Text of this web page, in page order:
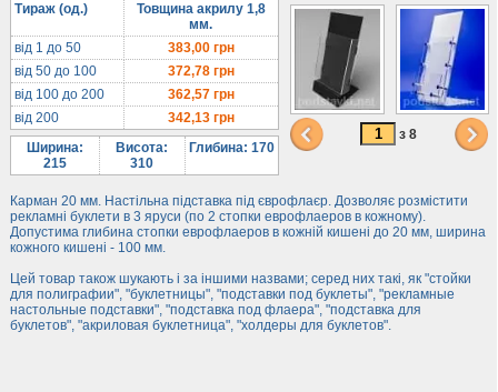
Під мобільні
Під біжутерію
Гірки та подіуми
Під косметику
Під солодке
Для хот-догів
Лототрони
Ящики з акрилу
Цінники
Засоби захисту
Інформ. стенди
Тираж (од.)
Товщина акрилу 1,8
мм.
від 1 до 50
383,00грн
від 50 до 100
372,78грн
від 100 до 200
362,57грн
від 200
342,13грн
Ширина:
215
Висота:
310
Глибина: 170
Карман 20 мм. Настільна підставка під єврофлаєр. Дозволяє розмістити
рекламні буклети в 3 яруси (по 2 стопки еврофлаеров в кожному).
Допустима глибина стопки еврофлаеров в кожній кишені до 20 мм, ширина
кожного кишені - 100 мм.
Цей товар також шукають і за іншими назвами; серед них такі, як "стойки
для полиграфии", "буклетницы", "подставки под буклеты", "рекламные
настольные подставки", "подставка под флаера", "подставка для
буклетов", "акриловая буклетница", "холдеры для буклетов".
з 8